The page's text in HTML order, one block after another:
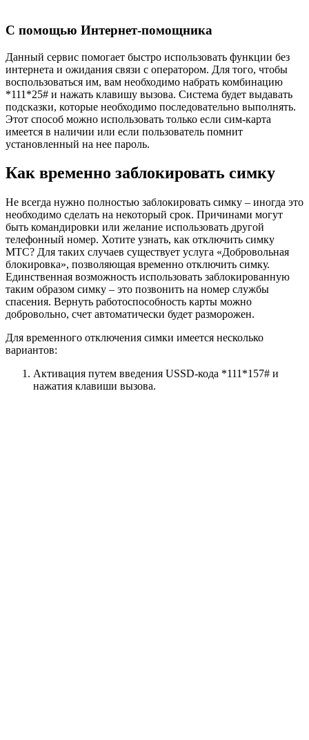
С помощью Интернет-помощника
Данный сервис помогает быстро использовать функции без
интернета и ожидания связи с оператором. Для того, чтобы
воспользоваться им, вам необходимо набрать комбинацию
*111*25# и нажать клавишу вызова. Система будет выдавать
подсказки, которые необходимо последовательно выполнять.
Этот способ можно использовать только если сим-карта
имеется в наличии или если пользователь помнит
установленный на нее пароль.
Как временно заблокировать симку
Не всегда нужно полностью заблокировать симку ‒ иногда это
необходимо сделать на некоторый срок. Причинами могут
быть командировки или желание использовать другой
телефонный номер. Хотите узнать, как отключить симку
МТС? Для таких случаев существует услуга «Добровольная
блокировка», позволяющая временно отключить симку.
Единственная возможность использовать заблокированную
таким образом симку ‒ это позвонить на номер службы
спасения. Вернуть работоспособность карты можно
добровольно, счет автоматически будет разморожен.
Для временного отключения симки имеется несколько
вариантов:
Активация путем введения USSD-кода *111*157# и
нажатия клавиши вызова.